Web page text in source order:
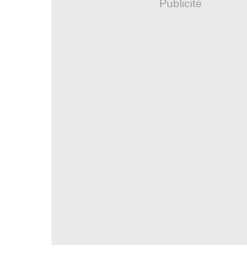
Publicité